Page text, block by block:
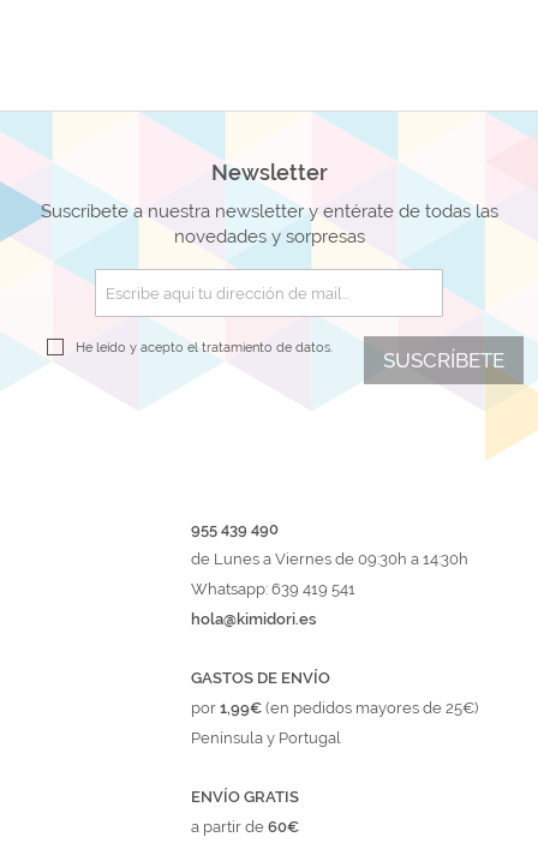
Newsletter
Suscríbete a nuestra newsletter y entérate de todas las
novedades y sorpresas
SUSCRÍBETE
He leído y acepto el tratamiento de datos.
955 439 490
de Lunes a Viernes de 09:30h a 14:30h
Whatsapp: 639 419 541
hola@kimidori.es
GASTOS DE ENVÍO
por1,99€(en pedidos mayores de 25€)
Península y Portugal
ENVÍO GRATIS
a partir de60€